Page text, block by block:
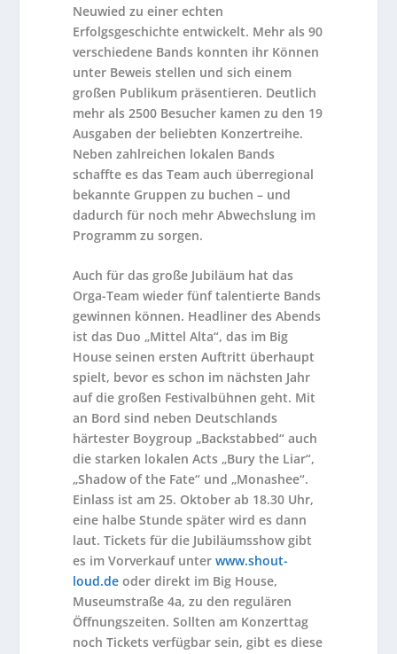
Neuwied zu einer echten
Erfolgsgeschichte entwickelt. Mehr als 90
verschiedene Bands konnten ihr Können
unter Beweis stellen und sich einem
großen Publikum präsentieren. Deutlich
mehr als 2500 Besucher kamen zu den 19
Ausgaben der beliebten Konzertreihe.
Neben zahlreichen lokalen Bands
schaffte es das Team auch überregional
bekannte Gruppen zu buchen – und
dadurch für noch mehr Abwechslung im
Programm zu sorgen.
Auch für das große Jubiläum hat das
Orga-Team wieder fünf talentierte Bands
gewinnen können. Headliner des Abends
ist das Duo „Mittel Alta“, das im Big
House seinen ersten Auftritt überhaupt
spielt, bevor es schon im nächsten Jahr
auf die großen Festivalbühnen geht. Mit
an Bord sind neben Deutschlands
härtester Boygroup „Backstabbed“ auch
die starken lokalen Acts „Bury the Liar“,
„Shadow of the Fate“ und „Monashee“.
Einlass ist am 25. Oktober ab 18.30 Uhr,
eine halbe Stunde später wird es dann
laut. Tickets für die Jubiläumsshow gibt
es im Vorverkauf unterwww.shout-
loud.de oder direkt im Big House,
Museumstraße 4a, zu den regulären
Öffnungszeiten. Sollten am Konzerttag
noch Tickets verfügbar sein, gibt es diese